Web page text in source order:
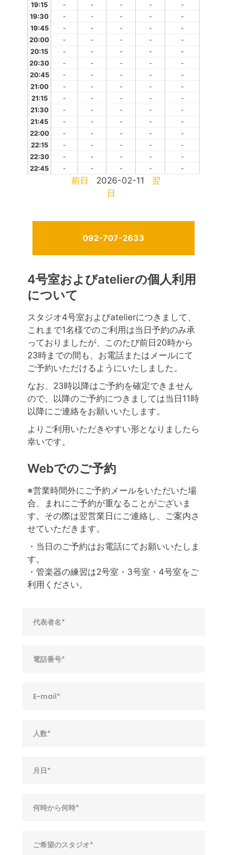
19:15
- - - -
-
19:30
- - - -
-
19:45
- - - -
-
20:00
- - - -
-
20:15
- - - -
-
20:30
- - - -
-
20:45
- - - -
-
21:00
- - - -
-
21:15
- - - -
-
21:30
- - - -
-
21:45
- - - -
-
22:00
- - - -
-
22:15
- - - -
-
22:30
- - - -
-
22:45
- - - - -
前日 2026-02-11
翌
日
092-707-2633
4号室およびatelierの個人利用
について
スタジオ4号室およびatelierにつきまして、
これまで1名様でのご利用は当日予約のみ承
っておりましたが、このたび前日20時から
23時までの間も、お電話またはメールにて
ご予約いただけるようにいたしました。
なお、23時以降はご予約を確定できません
ので、以降のご予約につきましては当日11時
以降にご連絡をお願いいたします。
よりご利用いただきやすい形となりましたら
幸いです。
Webでのご予約
※営業時間外にご予約メールをいただいた場
合、まれにご予約が重なることがございま
す。その際は翌営業日にご連絡し、ご案内さ
せていただきます。
・当日のご予約はお電話にてお願いいたしま
す。
・管楽器の練習は2号室・3号室・4号室をご
利用ください。